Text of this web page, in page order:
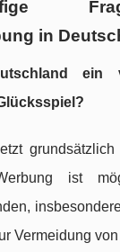
in
ein
ist
Vermeidung